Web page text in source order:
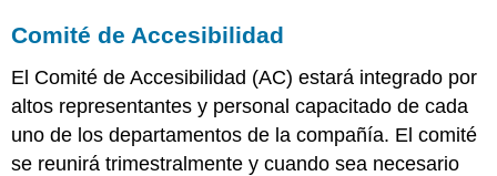
Y
MULTIMEDIA
CONTENIDO
DIGITAL
DE
Comité de Accesibilidad
El Comité de Accesibilidad (AC) estará integrado por
altos representantes y personal capacitado de cada
uno de los departamentos de la compañía. El comité
se reunirá trimestralmente y cuando sea necesario